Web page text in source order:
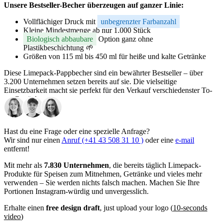
Unsere Bestseller-Becher überzeugen auf ganzer Linie:
Vollflächiger Druck mit
unbegrenzter Farbanzahl
Kleine Mindestmenge ab nur 1.000 Stück
Biologisch abbaubare
Option ganz ohne
Plastikbeschichtung 🌱
Größen von 115 ml bis 450 ml für heiße und kalte Getränke
Diese Limepack-Pappbecher sind ein bewährter Bestseller – über
3.200 Unternehmen setzen bereits auf sie. Die vielseitige
Einsetzbarkeit macht sie perfekt für den Verkauf verschiedenster To-
go-Getränke.
Hochwertiges Papier, vollfarbiger Druck und starke Features
bleibenden Eindruck hinterlassen möchten.
Deine Marke im Fokus – mit vollflächigem Druck
Als Inhaber:in eines Take-away-Geschäfts brauchst du einen
Becher, der ins Auge fällt. Und genau das bekommst du mit unseren
Bestseller-Bechern!
Stell dir vor: Dein Logo in kräftigen Farben, ein kreatives Design
oder deine Markenbotschaft direkt auf dem Becher. Jedes Mal,
Hast du eine Frage oder eine spezielle Anfrage?
Wir sind nur einen Anruf (+41 43 508 31 10 ) oder eine e-mail
entfernt!
Mit mehr als 7.830 Unternehmen, die bereits täglich Limepack-
Produkte für Speisen zum Mitnehmen, Getränke und vieles mehr
verwenden – Sie werden nichts falsch machen. Machen Sie Ihre
Portionen Instagram-würdig und unvergesslich.
Erhalte einen free design draft, just upload your logo (10-seconds
video)